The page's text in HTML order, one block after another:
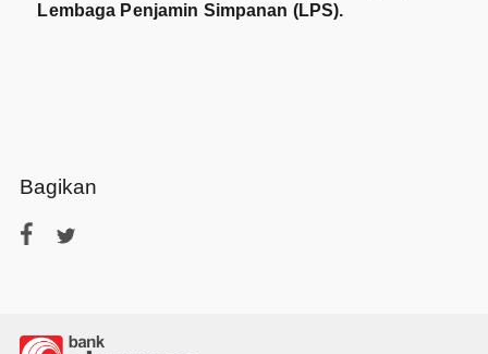
Lembaga Penjamin Simpanan (LPS).
Bagikan